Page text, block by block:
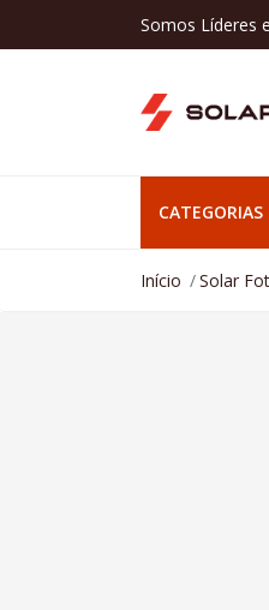
Somos Líderes
CATEGORIAS
Início Solar